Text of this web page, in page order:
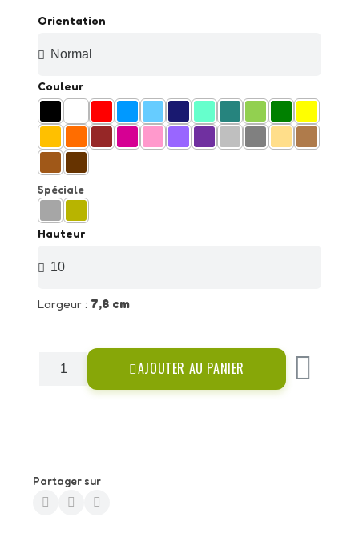
Orientation
Couleur
Spéciale
Hauteur
Largeur : 7,8 cm
AJOUTER AU PANIER
Partager sur